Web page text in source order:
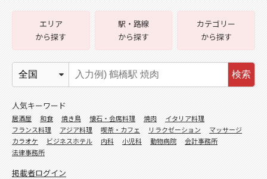
エリア
から探す
駅・路線
から探す
カテゴリー
から探す
検索
人気キーワード
居酒屋 和食 焼き鳥 懐石・会席料理 焼肉
イタリア料理
フランス料理
アジア料理 喫茶・カフェ リラクゼーション
マッサージ
カラオケ
ビジネスホテル 内科 小児科 動物病院
会計事務所
法律事務所
掲載者ログイン